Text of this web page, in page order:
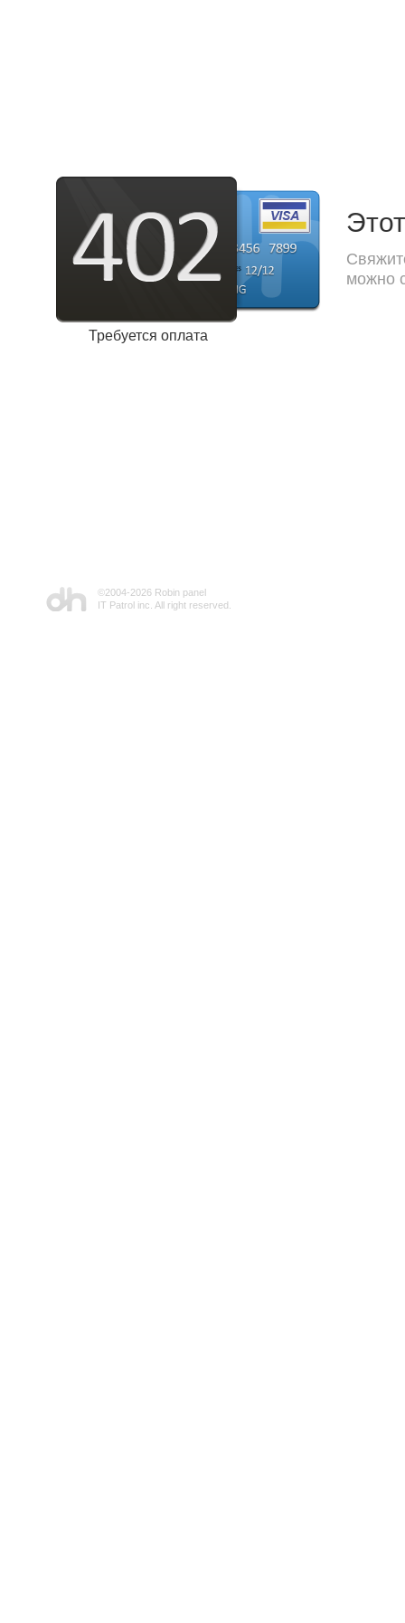
Требуется оплата
можно
©2004-2026 Robin panel
IT Patrol inc. All right reserved.